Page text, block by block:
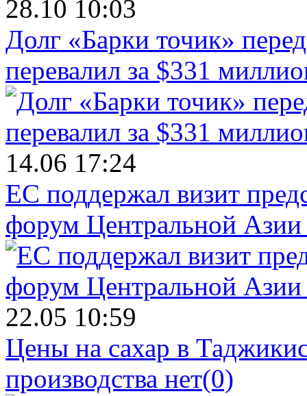
28.10 10:03
Долг «Барки точик»
перевалил за $331
14.06 17:24
ЕС поддержал визит
форум Центральной Азии
22.05 10:59
Цены на сахар в
производства нет(0)